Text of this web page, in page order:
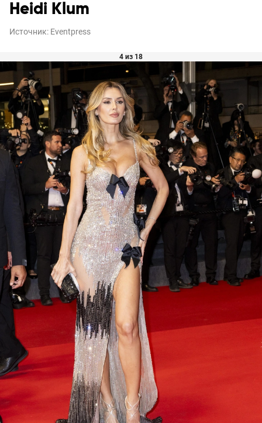
Heidi Klum
Источник: Eventpress
4 из 18